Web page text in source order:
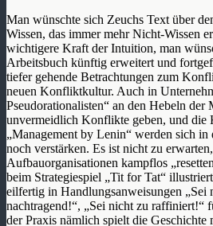
Man wünschte sich Zeuchs Text über
Wissen, das immer mehr Nicht-Wissen
wichtigere Kraft der Intuition, man
Arbeitsbuch künftig erweitert und
tiefer gehende Betrachtungen zum
neuen Konfliktkultur. Auch in
Pseudorationalisten“ an den Hebeln der
unvermeidlich Konflikte geben, und die
„Management by Lenin“ werden sich
noch verstärken. Es ist nicht zu
Aufbauorganisationen kampflos
beim Strategiespiel „Tit for Tat“
eilfertig in Handlungsanweisungen „Sei
nachtragend!“, „Sei nicht zu raffiniert!“
der Praxis nämlich spielt die Geschichte